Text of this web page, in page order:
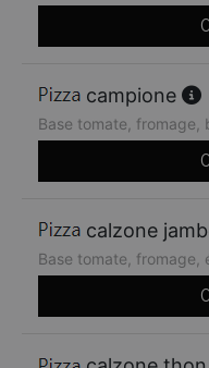
campione
Base tomate, fromage,
calzone
Base tomate, fromage,